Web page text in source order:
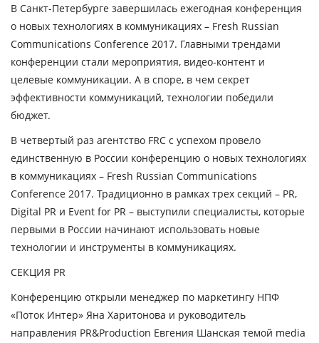
В Санкт-Петербурге завершилась ежегодная конференция
о новых технологиях в коммуникациях – Fresh Russian
Communications Conference 2017. Главными трендами
конференции стали мероприятия, видео-контент и
целевые коммуникации. А в споре, в чем секрет
эффективности коммуникаций, технологии победили
бюджет.
В четвертый раз агентство FRC с успехом провело
единственную в России конференцию о новых технологиях
в коммуникациях – Fresh Russian Communications
Conference 2017. Традиционно в рамках трех секций – PR,
Digital PR и Event for PR – выступили специалисты, которые
первыми в России начинают использовать новые
технологии и инструменты в коммуникациях.
СЕКЦИЯ PR
Конференцию открыли менеджер по маркетингу НПФ
«Поток Интер» Яна Харитонова и руководитель
направления PR&Production Евгения Шанская темой media